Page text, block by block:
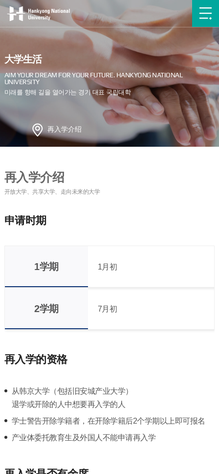
大学生活
再入学介绍
再入学介绍
申请时期
1学期 1月初
2学期 7月初
再入学的资格
从韩京大学（包括旧安城产业大学）
退学或开除的人中想要再入学的人
学士警告开除学籍者，在开除学籍后2个学期以上即可报名
产业体委托教育生及外国人不能申请再入学